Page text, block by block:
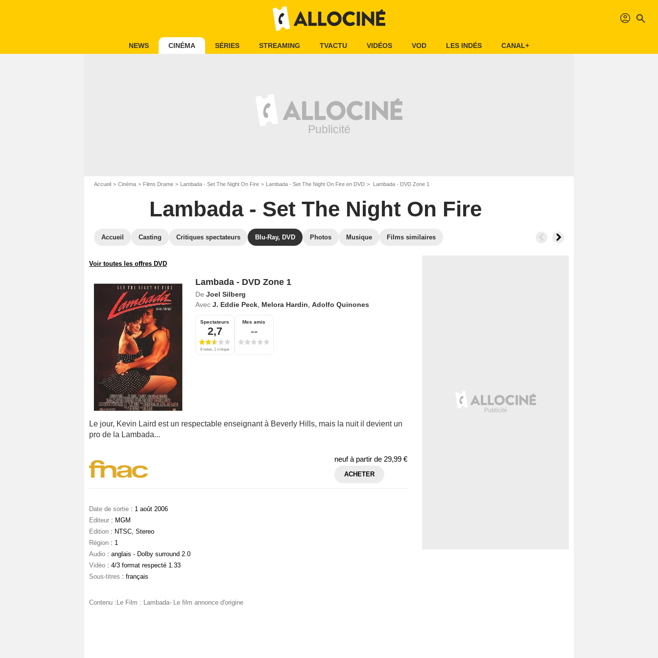
profil search
NEWS CINÉMA SÉRIES STREAMING TVACTU VIDÉOS VOD LES INDÉS CANAL+
Accueil Cinéma Films Drame Lambada - Set The Night On Fire Lambada - Set The Night On Fire en DVD Lambada - DVD Zone 1
Lambada - Set The Night On Fire
Accueil Casting Critiques spectateurs Blu-Ray, DVD Photos Musique Films similaires
Voir toutes les offres DVD
Lambada - DVD Zone 1
De Joel Silberg
Avec J. Eddie Peck, Melora Hardin Adolfo Quinones
Spectateurs
2,7
8 notes, 1 critique
Mes amis
--
Le jour, Kevin Laird est un respectable enseignant à Beverly Hills, mais la nuit il devient un
pro de la Lambada...
neuf à partir de 29,99 €
ACHETER
Date de sortie : 1 août 2006
Editeur : MGM
Edition : NTSC, Stereo
Région : 1
Audio : anglais - Dolby surround 2.0
Vidéo : 4/3 format respecté 1.33
Sous-titres : français
Contenu :Le Film : Lambada- Le film annonce d'origine